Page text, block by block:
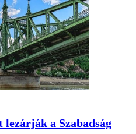
a Szabadság